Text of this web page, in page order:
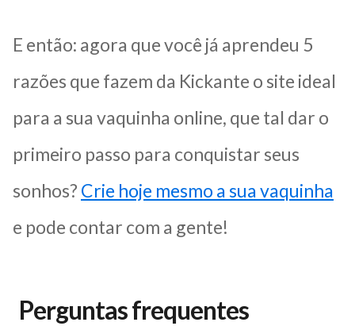
E então: agora que você já aprendeu 5
razões que fazem da Kickante o site ideal
para a sua vaquinha online, que tal dar o
primeiro passo para conquistar seus
sonhos? Crie hoje mesmo a sua vaquinha
e pode contar com a gente!
Perguntas frequentes